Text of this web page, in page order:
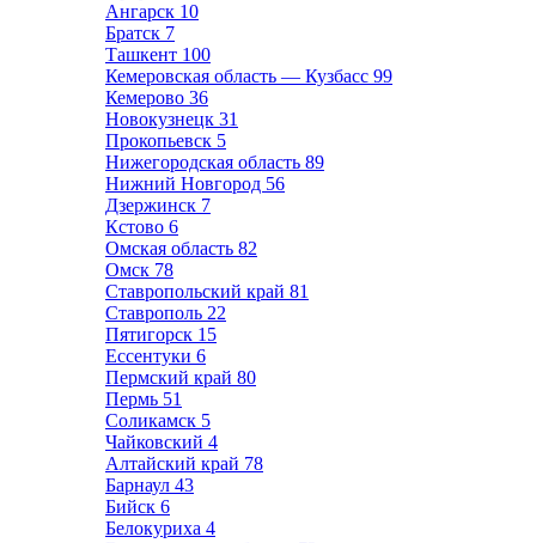
Ангарск 10
Братск 7
Ташкент 100
Кемеровская область — Кузбасс 99
Кемерово 36
Новокузнецк 31
Прокопьевск 5
Нижегородская область 89
Нижний Новгород 56
Дзержинск 7
Кстово 6
Омская область 82
Омск 78
Ставропольский край 81
Ставрополь 22
Пятигорск 15
Ессентуки 6
Пермский край 80
Пермь 51
Соликамск 5
Чайковский 4
Алтайский край 78
Барнаул 43
Бийск 6
Белокуриха 4